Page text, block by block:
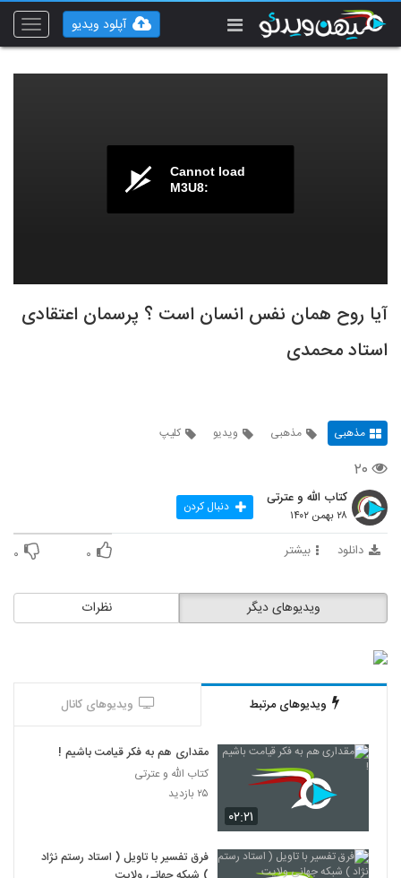
Toggle
آپلود ویدیو
Cannot load
M3U8:
آیا روح همان نفس انسان است ؟ پرسمان اعتقادی
استاد محمدی
مذهبی مذهبی ویدیو کلیپ
۲۰
کتاب الله و عترتی
۲۸ بهمن ۱۴۰۲ دنبال کردن
دانلود بیشتر ۰ ۰
نظرات ویدیوهای دیگر
ویدیوهای مرتبط ویدیوهای کانال
۰۲:۲۱
مقداری هم به فکر قیامت باشیم !
کتاب الله و عترتی
۲۵ بازدید
فرق تفسیر با تاویل ( استاد رستم نژاد